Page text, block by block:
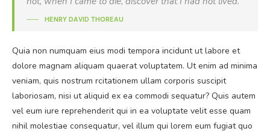
HENRY DAVID THOREAU
Quia non numquam eius modi tempora incidunt ut labore et
dolore magnam aliquam quaerat voluptatem. Ut enim ad minima
veniam, quis nostrum rcitationem ullam corporis suscipit
laboriosam, nisi ut aliquid ex ea commodi sequatur? Quis autem
vel eum iure reprehenderit qui in ea voluptate velit esse quam
nihil molestiae consequatur, vel illum qui lorem eum fugiat quo